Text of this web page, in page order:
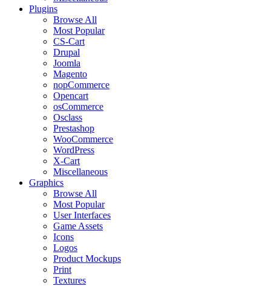
Plugins
Browse All
Most Popular
CS-Cart
Drupal
Joomla
Magento
nopCommerce
Opencart
osCommerce
Osclass
Prestashop
WooCommerce
WordPress
X-Cart
Miscellaneous
Graphics
Browse All
Most Popular
User Interfaces
Game Assets
Icons
Logos
Product Mockups
Print
Textures